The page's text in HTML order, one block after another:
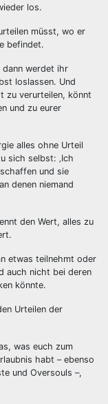
los.
müsst, wo er
befindet.
dann werdet ihr
loslassen. Und
zu verurteilen, könnt
und zu eurer
alles ohne Urteil
sich selbst: ‚Ich
und sie
denen niemand
den Wert, alles zu
etwas teilnehmt oder
auch nicht bei deren
könnte.
Urteilen der
was euch zum
habt – ebenso
und Oversouls –,